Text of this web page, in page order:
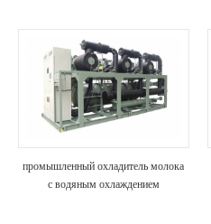
промышленный охладитель молока
с водяным охлаждением